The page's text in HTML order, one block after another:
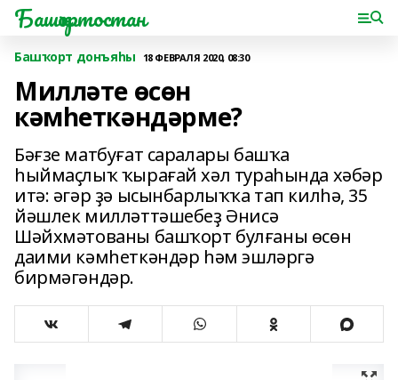
Башҡортостан
Башҡорт донъяһы 18 ФЕВРАЛЯ 2020, 08:30
Милләте өсөн
кәмһеткәндәрме?
Бәғзе матбуғат саралары башҡа
һыймаҫлыҡ ҡырағай хәл тураһында хәбәр
итә: әгәр ҙә ысынбарлыҡҡа тап килһә, 35
йәшлек милләттәшебеҙ Әнисә
Шәйхмәтованы башҡорт булғаны өсөн
даими кәмһеткәндәр һәм эшләргә
бирмәгәндәр.